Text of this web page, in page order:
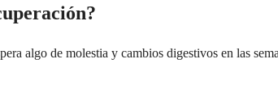
algo de molestia y cambios digestivos en las